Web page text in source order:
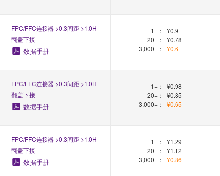
FPC/FFC连接器 >0.3间距 >1.0H
翻盖下接
数据手册
1+：
¥0.9
20+：
¥0.78
3,000+：
¥0.6
FPC/FFC连接器 >0.3间距 >1.0H
翻盖下接
数据手册
1+：
¥0.98
20+：
¥0.85
3,000+：
¥0.65
FPC/FFC连接器 >0.3间距 >1.0H
翻盖下接
数据手册
1+：
¥1.29
20+：
¥1.12
3,000+：
¥0.86